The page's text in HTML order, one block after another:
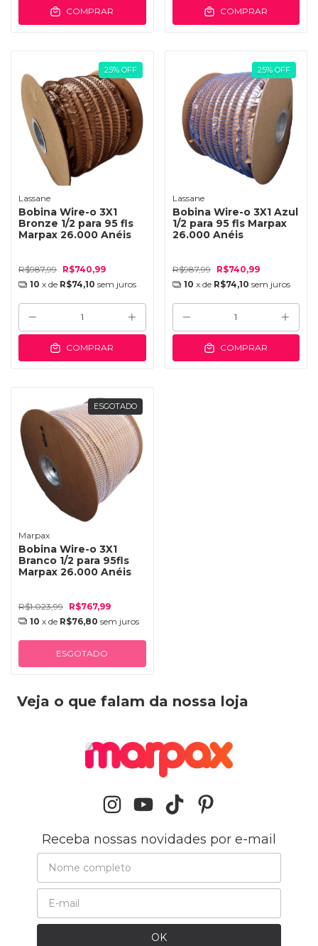
COMPRAR COMPRAR
25% OFF
Lassane
Bobina Wire-o 3X1
Bronze 1/2 para 95 fls
Marpax 26.000 Anéis
R$987,99 R$740,99
10 x de R$74,10 sem juros
COMPRAR
25% OFF
Lassane
Bobina Wire-o 3X1 Azul
1/2 para 95 fls Marpax
26.000 Anéis
R$987,99
R$740,99
10 x de R$74,10 sem juros
COMPRAR
ESGOTADO
Marpax
Bobina Wire-o 3X1
Branco 1/2 para 95fls
Marpax 26.000 Anéis
R$1.023,99 R$767,99
10 x de R$76,80 sem juros
ESGOTADO
Veja o que falam da nossa loja
Receba nossas novidades por e-mail